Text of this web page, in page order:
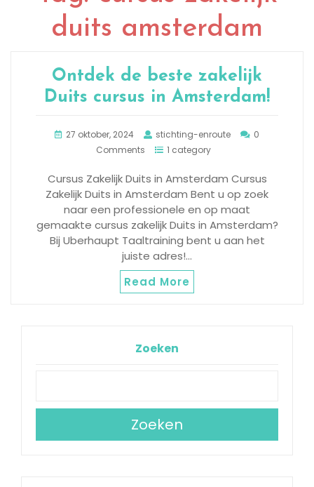
duits amsterdam
Ontdek de beste zakelijk
Duits cursus in Amsterdam!
27 oktober, 2024 stichting-enroute
0
Comments
1 category
Cursus Zakelijk Duits in Amsterdam Cursus
Zakelijk Duits in Amsterdam Bent u op zoek
naar een professionele en op maat
gemaakte cursus zakelijk Duits in Amsterdam?
Bij Uberhaupt Taaltraining bent u aan het
juiste adres!…
Read More
Zoeken
Zoeken